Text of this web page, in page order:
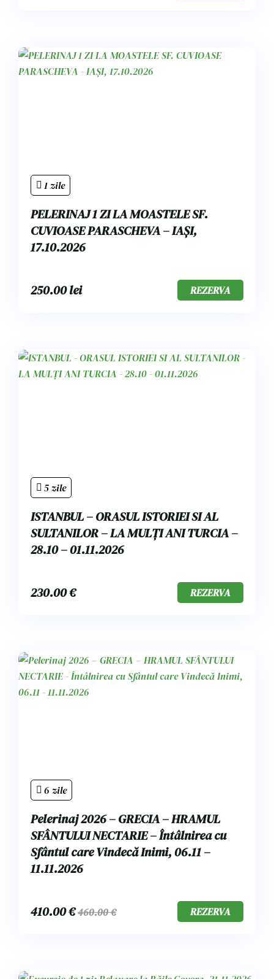
1 zile
PELERINAJ 1 ZI LA MOASTELE SF.
CUVIOASE PARASCHEVA – IAȘI,
17.10.2026
250.00lei REZERVA
5 zile
ISTANBUL – ORASUL ISTORIEI SI AL
SULTANILOR – LA MULȚI ANI TURCIA –
28.10 – 01.11.2026
230.00€ REZERVA
6 zile
Pelerinaj 2026 – GRECIA – HRAMUL
SFÂNTULUI NECTARIE – Întâlnirea cu
Sfântul care Vindecă Inimi, 06.11 –
11.11.2026
410.00€460.00€ REZERVA